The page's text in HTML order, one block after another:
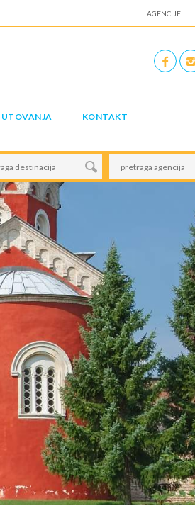
AGENCIJE
KONTAKT